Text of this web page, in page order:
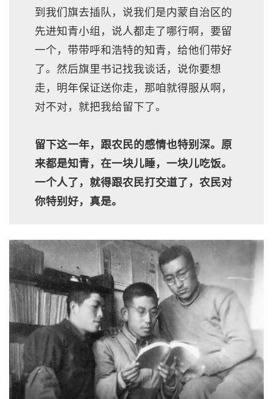
到我们旗去插队，说我们是内蒙自治区的
先进知青小组，说人都走了哪行啊，要留
一个，带带呼和浩特的知青，给他们带好
了。然后旗里书记找我谈话，说你要想
走，明年保证送你走，那咱就得服从啊，
对不对，就把我给留下了。
留下这一年，跟农民的感情也特别深。原
来都是知青，在一块儿睡，一块儿吃饭。
一个人了，就得跟农民打交道了，农民对
你特别好，真是。